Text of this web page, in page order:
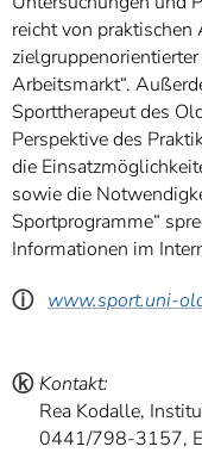
reicht von
Arbeitsmarkt“.
Sporttherapeut des
Perspektive des
die
sowie die
Sportprogramme“
Informationen im
ⓘ www.sport.uni-
ⓚ Kontakt:
Rea Kodalle,
0441/798-3157,